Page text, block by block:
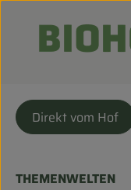
Direkt vom Hof
THEMENWELTEN